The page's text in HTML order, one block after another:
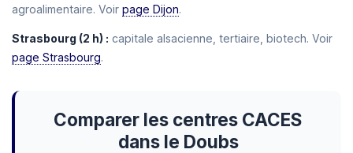
agroalimentaire. Voir page Dijon.
Strasbourg (2 h) : capitale alsacienne, tertiaire, biotech. Voir
page Strasbourg.
Comparer les centres CACES
dans le Doubs